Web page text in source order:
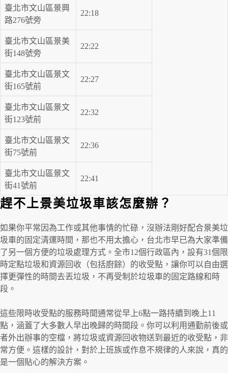
臺北市文山區景興
路276號旁
22:18
臺北市文山區景美
街148號旁
22:22
臺北市文山區景文
街165號前
22:27
臺北市文山區景文
街123號前
22:32
臺北市文山區景文
街75號前
22:36
臺北市文山區景文
街41號前
22:41
趕不上景美垃圾車該怎麼辦？
如果你平常因為工作或其他事情的忙碌，沒辦法剛好配合景美垃
圾車的固定清運時間，那也不用太擔心，台北市早已為大家準備
了另一個方便的垃圾處理方式。全市12個行政區內，設有31個限
時定點垃圾和資源回收（包括廚餘）的收受點，讓你可以自由選
擇更彈性的時間去丟垃圾，不再受制於垃圾車的固定路線和時
段。
這些限時收受點的服務時間通常從早上6點一路持續到晚上11
點，涵蓋了大多數人早出晚歸的時間段。你可以利用通勤前後或
者外出辦事的空檔，將垃圾或資源回收物送到最近的收受點，非
常方便。這樣的設計，對於上班族或作息不規律的人來說，真的
是一個貼心的解決方案。